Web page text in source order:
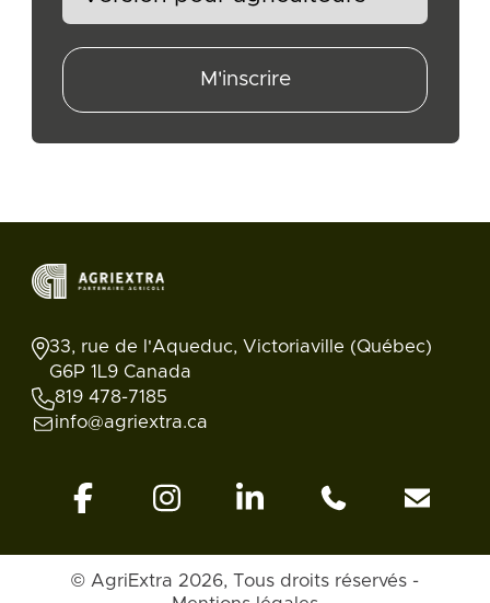
M'inscrire
33, rue de l'Aqueduc, Victoriaville (Québec)
G6P 1L9 Canada
819 478-7185
info@agriextra.ca
© AgriExtra 2026, Tous droits réservés -
Annonces Rechercher Blogue Compte
Retour en